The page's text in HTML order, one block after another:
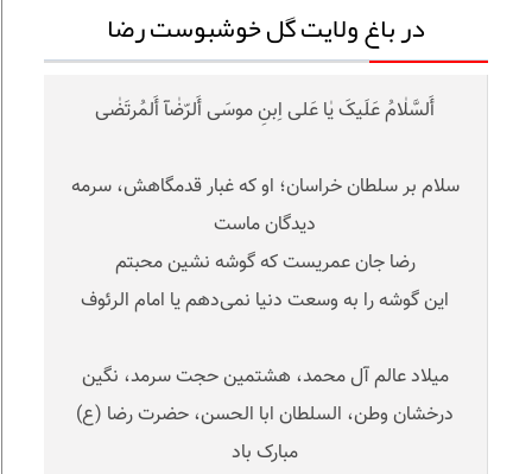
در باغ ولایت گل خوشبوست رضا
أَلسَّلٰامُ عَلَیکَ یٰا عَلی اِبنِ موسَی أَلرّضٰآ أَلمُرتَضٰی
سلام بر سلطان خراسان؛ او که غبار قدمگاهش، سرمه
دیدگان ماست
رضا جان عمریست که گوشه نشین محبتم
این گوشه را به وسعت دنیا نمی‌دهم یا امام الرئوف
میلاد عالم آل محمد، هشتمین حجت سرمد، نگین
درخشان وطن، السلطان ابا الحسن، حضرت رضا (ع)
مبارک باد